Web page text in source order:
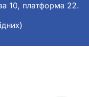
10, платформа 22.